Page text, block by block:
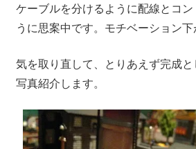
ケーブルを分けるように配線とコ
うに思案中です。モチベーション
気を取り直して、とりあえず完成
写真紹介します。